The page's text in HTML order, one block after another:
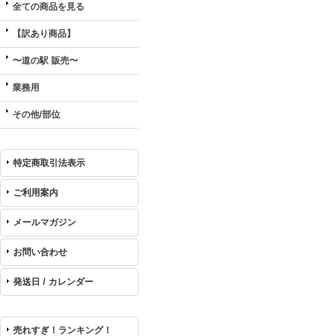
全ての商品を見る
【訳あり商品】
〜道の駅 販売〜
業務用
その他/部位
特定商取引法表示
ご利用案内
メールマガジン
お問い合わせ
発送日 / カレンダー
売れすぎ！ランキング！